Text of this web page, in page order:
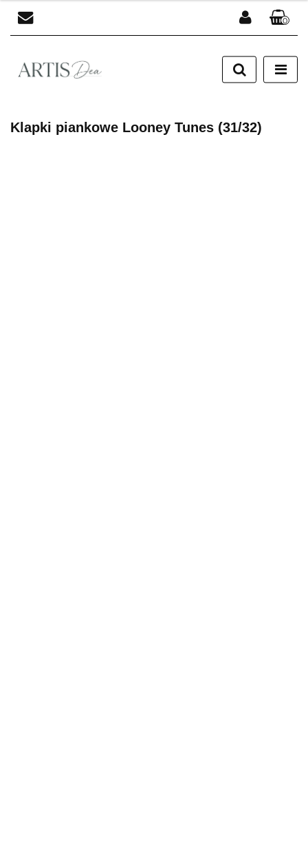
Zaloguj się
Zarejestruj się
0
Klapki piankowe Looney Tunes (31/32)